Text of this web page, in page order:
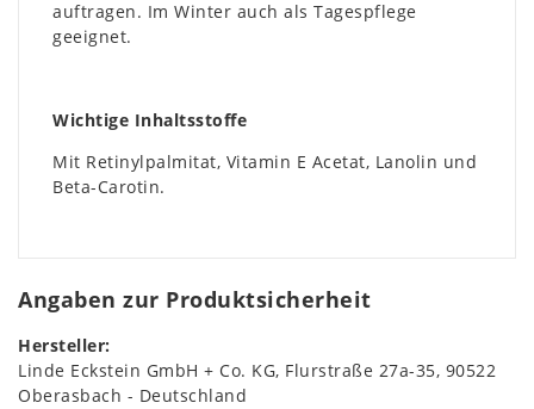
auftragen. Im Winter auch als Tagespflege
geeignet.
Wichtige Inhaltsstoffe
Mit Retinylpalmitat, Vitamin E Acetat, Lanolin und
Beta-Carotin.
Angaben zur Produktsicherheit
Hersteller:
Linde Eckstein GmbH + Co. KG Flurstraße 27a-35 90522
Oberasbach
Deutschland